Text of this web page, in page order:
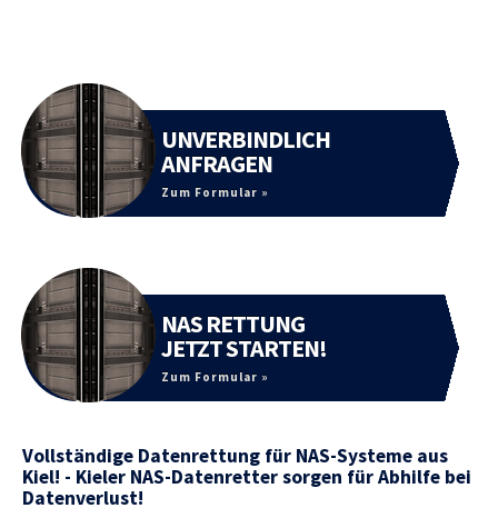
UNVERBINDLICH
ANFRAGEN
Zum Formular »
NAS RETTUNG
JETZT STARTEN!
Zum Formular »
Vollständige Datenrettung für NAS-Systeme aus
Kiel! - Kieler NAS-Datenretter sorgen für Abhilfe bei
Datenverlust!